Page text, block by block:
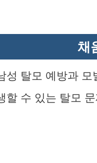
채
성 탈모 예방과
할 수 있는 탈모